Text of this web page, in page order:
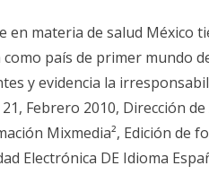
en materia de salud México
como país de primer mundo
y evidencia la
21, Febrero 2010, Dirección
Mixmedia², Edición de
Electrónica DE Idioma